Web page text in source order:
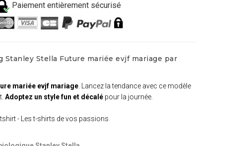
Paiement entièrement sécurisé
Stanley Stella Future mariée evjf mariage par
mariée evjf mariage . Lancez la tendance avec ce modèle
Adoptez un style fun et décalé pour la journée.
- Les t-shirts de vos passions